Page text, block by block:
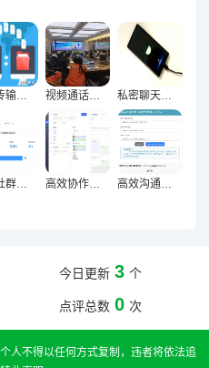
文件传输优化全攻略，便捷高效资料分享的实用秘籍 视频通话画质音质双优化，远程会议清晰高效新攻略 私密聊天安全防护网，隐藏与加密技术深度解析
高效协作团队黄金法则，群组成员管理技巧精粹
今日更新 3 个
点评总数 0 次
人不得以任何方式复制，违者将依法追